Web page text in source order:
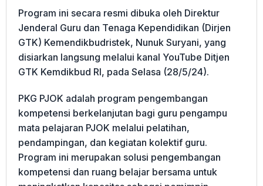
Program ini secara resmi dibuka oleh Direktur
Jenderal Guru dan Tenaga Kependidikan (Dirjen
GTK) Kemendikbudristek, Nunuk Suryani, yang
disiarkan langsung melalui kanal YouTube Ditjen
GTK Kemdikbud RI, pada Selasa (28/5/24).
PKG PJOK adalah program pengembangan
kompetensi berkelanjutan bagi guru pengampu
mata pelajaran PJOK melalui pelatihan,
pendampingan, dan kegiatan kolektif guru.
Program ini merupakan solusi pengembangan
kompetensi dan ruang belajar bersama untuk